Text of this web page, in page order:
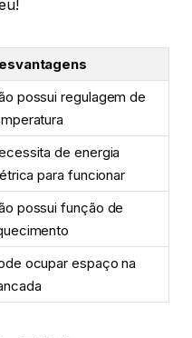
possui regulagem de
de energia
para funcionar
possui função de
ocupar espaço na